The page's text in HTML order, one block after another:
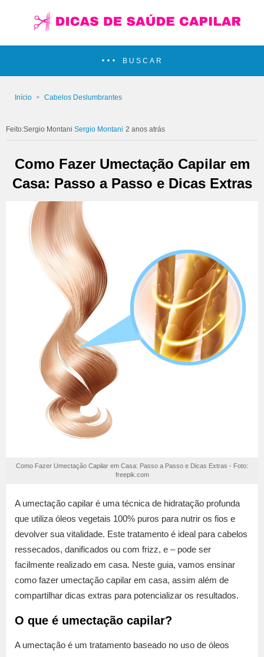
BUSCAR
Início Cabelos Deslumbrantes
Sergio Montani 2 anos atrás
Como Fazer Umectação Capilar em
Casa: Passo a Passo e Dicas Extras
Como Fazer Umectação Capilar em Casa: Passo a Passo e Dicas Extras - Foto:
freepik.com
A umectação capilar é uma técnica de hidratação profunda
que utiliza óleos vegetais 100% puros para nutrir os fios e
devolver sua vitalidade. Este tratamento é ideal para cabelos
ressecados, danificados ou com frizz, e – pode ser
facilmente realizado em casa. Neste guia, vamos ensinar
como fazer umectação capilar em casa, assim além de
compartilhar dicas extras para potencializar os resultados.
O que é umectação capilar?
A umectação é um tratamento baseado no uso de óleos